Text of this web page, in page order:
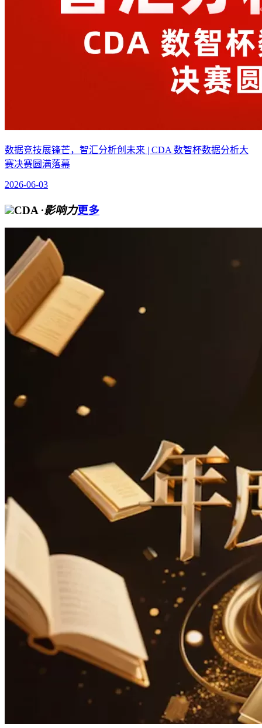
数据竞技展锋芒，智汇分析创未来 | CDA 数智杯数据分析大
赛决赛圆满落幕
2026-06-03
CDA ·影响力更多